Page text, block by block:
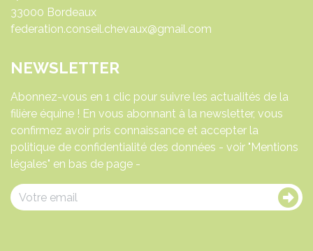
33000 Bordeaux
federation.conseil.chevaux@gmail.com
NEWSLETTER
Abonnez-vous en 1 clic pour suivre les actualités de la
filière équine ! En vous abonnant à la newsletter, vous
confirmez avoir pris connaissance et accepter la
politique de confidentialité des données - voir "Mentions
légales" en bas de page -